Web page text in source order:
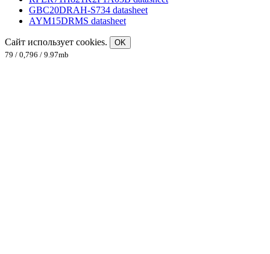
GBC20DRAH-S734 datasheet
AYM15DRMS datasheet
Сайт использует cookies.
OK
79 / 0,796 / 9.97mb